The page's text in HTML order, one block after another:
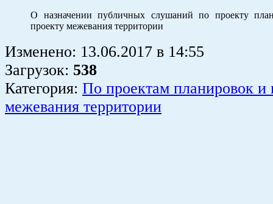
О назначении публичных слушаний по проекту
проекту межевания территории
Изменено: 13.06.2017 в 14:55
Загрузок: 538
Категория: По проектам планировок и
межевания территории